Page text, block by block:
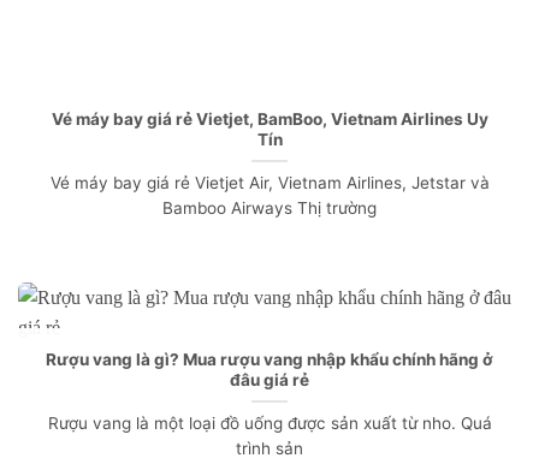
Vé máy bay giá rẻ Vietjet, BamBoo, Vietnam Airlines Uy
Tín
Vé máy bay giá rẻ Vietjet Air, Vietnam Airlines, Jetstar và
Bamboo Airways Thị trường
Rượu vang là gì? Mua rượu vang nhập khẩu chính hãng ở
đâu giá rẻ
Rượu vang là một loại đồ uống được sản xuất từ nho. Quá
trình sản